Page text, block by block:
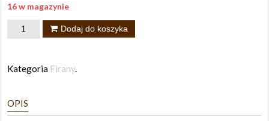
16 w magazynie
ilość
140x270
Dodaj do koszyka
Kategoria Firany.
OPIS